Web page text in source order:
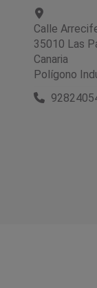
Calle
35010 Las
Canaria
Polígono